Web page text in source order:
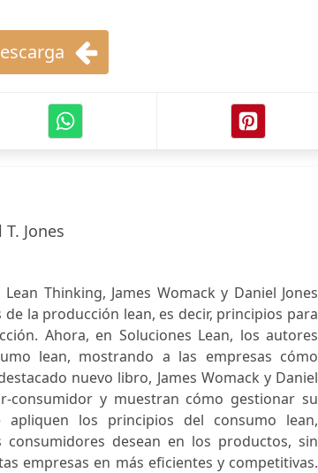
Jones
Thinking, James Womack y Daniel Jones
la producción lean, es decir, principios para
Ahora, en Soluciones Lean, los autores
lean, mostrando a las empresas cómo
nuevo libro, James Womack y Daniel
consumidor y muestran cómo gestionar su
los principios del consumo lean,
desean en los productos, sin
empresas en más eficientes y competitivas.